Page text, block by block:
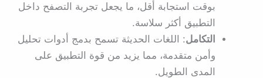
بوقت استجابة أقل، ما يجعل تجربة التصفح داخل
التطبيق أكثر سلاسة.
التكامل: اللغات الحديثة تسمح بدمج أدوات تحليل
وأمن متقدمة، مما يزيد من قوة التطبيق على
المدى الطويل.